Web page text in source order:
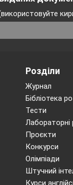
Розділи
Журнал
Бібліотека
Тести
Лабораторні
Проєкти
Конкурси
Олімпіади
Штучний
Курси